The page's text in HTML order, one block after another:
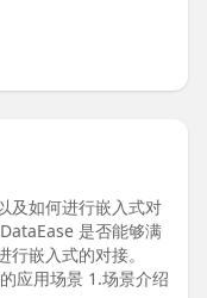
及如何进行嵌入式对
是否能够满
嵌入式的对接。
应用场景 1.场景介绍